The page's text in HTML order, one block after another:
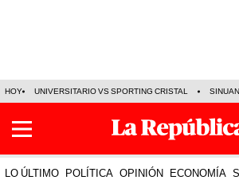
HOY UNIVERSITARIO VS SPORTING CRISTAL
LO ÚLTIMO POLÍTICA OPINIÓN ECONOMÍA